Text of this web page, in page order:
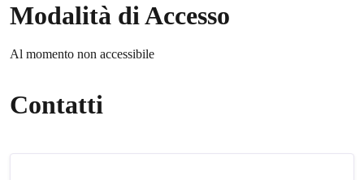
Modalità di Accesso
Al momento non accessibile
Contatti